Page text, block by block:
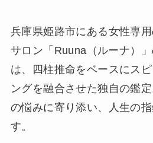
兵庫県姫路市にある女性専
サロン「Ruuna（ルーナ）
は、四柱推命をベースにス
ングを融合させた独自の鑑
の悩みに寄り添い、人生の
す。